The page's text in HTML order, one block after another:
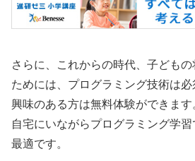
さらに、これからの時代、子ども
ためには、プログラミング技術は必
興味のある方は無料体験ができます
自宅にいながらプログラミング学
最適です。